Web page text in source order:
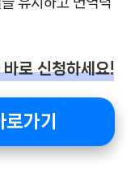
로 신청하세요!
가기